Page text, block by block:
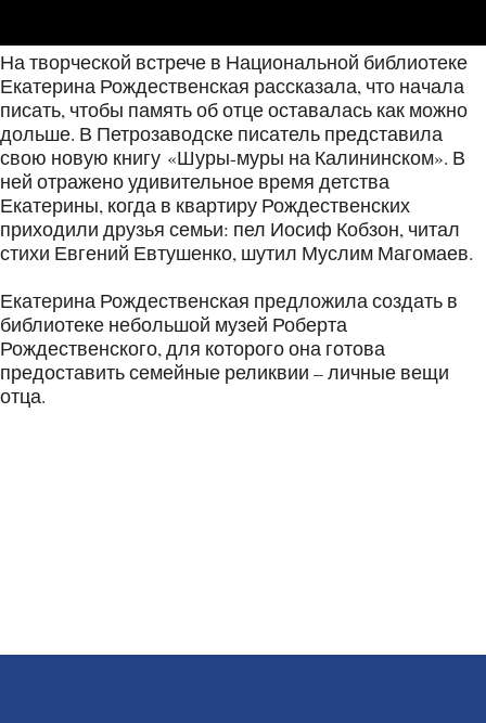
На творческой встрече в Национальной библиотеке
Екатерина Рождественская рассказала, что начала
писать, чтобы память об отце оставалась как можно
дольше. В Петрозаводске писатель представила
свою новую книгу «Шуры-муры на Калининском». В
ней отражено удивительное время детства
Екатерины, когда в квартиру Рождественских
приходили друзья семьи: пел Иосиф Кобзон, читал
стихи Евгений Евтушенко, шутил Муслим Магомаев.
Екатерина Рождественская предложила создать в
библиотеке небольшой музей Роберта
Рождественского, для которого она готова
предоставить семейные реликвии – личные вещи
отца.